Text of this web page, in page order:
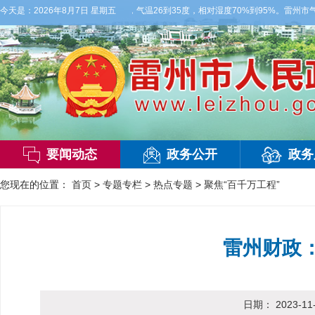
今天是： 2026年8月7日 星期五
，局部有雷阵雨，偏西风2-3级，气温26到35度，相对湿度70%到95%。雷州市
要闻动态 政务公开 政
您现在的位置： 首页 > 专题专栏 > 热点专题 > 聚焦“百千万工程”
雷州财政
日期： 2023-